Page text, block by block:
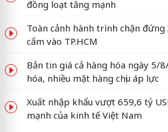
đồng loạt tăng mạnh
Toàn cảnh hành trình chặn
cấm vào TP.HCM
Bản tin giá cả hàng hóa ngày 5/
hóa, nhiều mặt hàng chịu áp lực
Xuất nhập khẩu vượt 659,6 tỷ
mạnh của kinh tế Việt Nam